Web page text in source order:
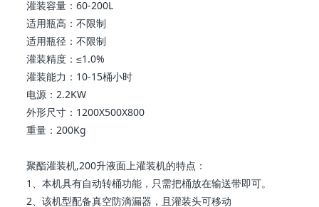
灌装容量：60-200L
适用瓶高：不限制
适用瓶径：不限制
灌装精度：≤1.0%
灌装能力：10-15桶小时
电源：2.2KW
外形尺寸：1200X500X800
重量：200Kg
聚酯灌装机,200升液面上灌装机的特点：
1、本机具有自动转桶功能，只需把桶放在输送带即可。
2、该机型配备真空防滴漏器，且灌装头可移动